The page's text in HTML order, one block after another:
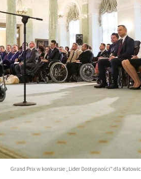
Grand Prix w konkursie „Lider Dostępności" dla Katowic